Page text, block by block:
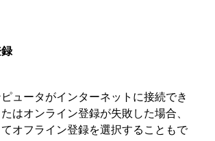
ュータがインターネットに接続でき
はオンライン登録が失敗した場合、
オフライン登録を選択することもで